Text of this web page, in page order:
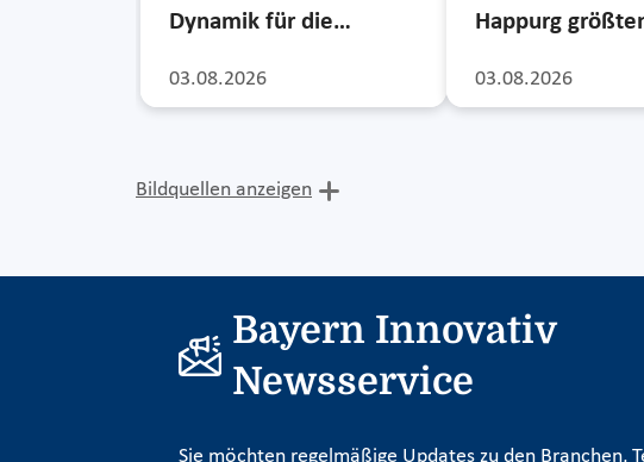
03.08.2026
Dynamik für die…
03.08.2026
Happurg
Bildquellen anzeigen
Bayern Innovativ
Newsservice
Sie möchten regelmäßige Updates zu den Branchen,